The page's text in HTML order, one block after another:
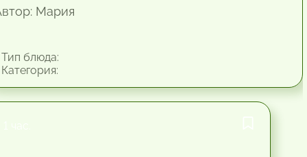
Мария
блюда: